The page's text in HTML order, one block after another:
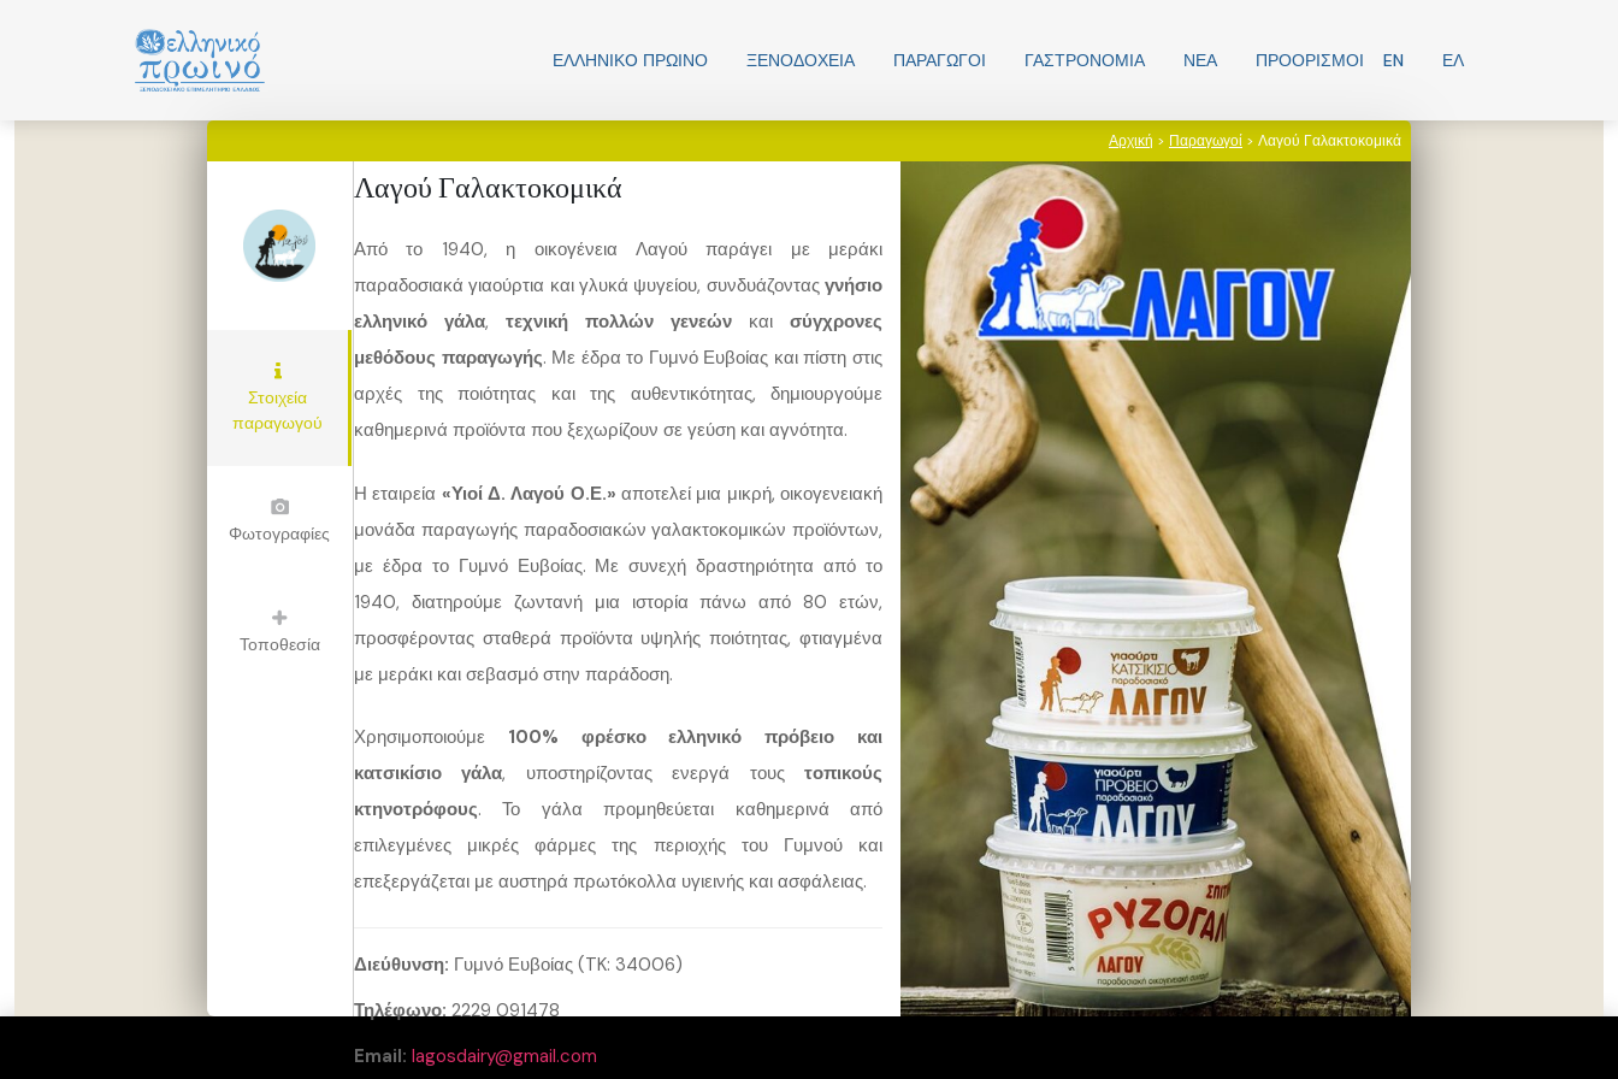
ΕΛΛΗΝΙΚO ΠΡΩΙΝΟ ΞΕΝΟΔΟΧΕΊΑ ΠΑΡΑΓΩΓΟΊ ΓΑΣΤΡΟΝΟΜΊΑ ΝΕΑ ΠΡΟΟΡΙΣΜΟΊ EN ΕΛ
Αρχική > Παραγωγοί > Λαγού Γαλακτοκομικά
Στοιχεία
παραγωγού
Φωτογραφίες
Τοποθεσία
Λαγού Γαλακτοκομικά
Από το 1940, η οικογένεια Λαγού παράγει με μεράκι
παραδοσιακά γιαούρτια και γλυκά ψυγείου, συνδυάζοντας γνήσιο
ελληνικό γάλα, τεχνική πολλών γενεών και σύγχρονες
μεθόδους παραγωγής. Με έδρα το Γυμνό Ευβοίας και πίστη στις
αρχές της ποιότητας και της αυθεντικότητας, δημιουργούμε
καθημερινά προϊόντα που ξεχωρίζουν σε γεύση και αγνότητα.
Η εταιρεία «Υιοί Δ. Λαγού Ο.Ε.» αποτελεί μια μικρή, οικογενειακή
μονάδα παραγωγής παραδοσιακών γαλακτοκομικών προϊόντων,
με έδρα το Γυμνό Ευβοίας. Με συνεχή δραστηριότητα από το
1940, διατηρούμε ζωντανή μια ιστορία πάνω από 80 ετών,
προσφέροντας σταθερά προϊόντα υψηλής ποιότητας, φτιαγμένα
με μεράκι και σεβασμό στην παράδοση.
Χρησιμοποιούμε 100% φρέσκο ελληνικό πρόβειο και
κατσικίσιο γάλα, υποστηρίζοντας ενεργά τουςτοπικούς
κτηνοτρόφους. Το γάλα προμηθεύεται καθημερινά από
επιλεγμένες μικρές φάρμες της περιοχής του Γυμνού και
επεξεργάζεται με αυστηρά πρωτόκολλα υγιεινής και ασφάλειας.
Διεύθυνση: Γυμνό Ευβοίας (TK: 34006)
Τηλέφωνο: 2229 091478
Email: lagosdairy@gmail.com